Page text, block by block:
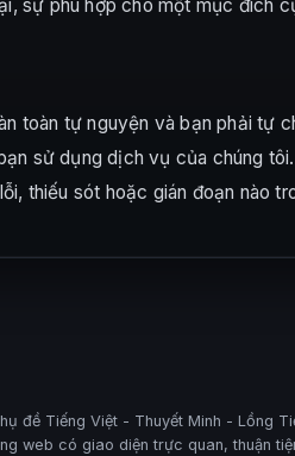
sự phù hợp cho một mục đích
toàn tự nguyện và bạn phải
sử dụng dịch vụ của chúng
thiếu sót hoặc gián đoạn nào
đề Tiếng Việt - Thuyết Minh - Lồng
web có giao diện trực quan, thuận